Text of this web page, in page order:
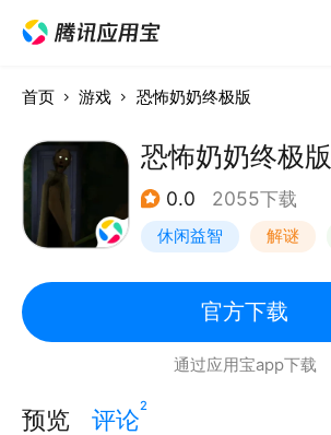
首页 游戏 恐怖奶奶终极版
恐怖奶奶终极版
0.0 2055下载
休闲益智 解谜
恐怖奶奶
官方下载
通过应用宝app下载
预览 评论2